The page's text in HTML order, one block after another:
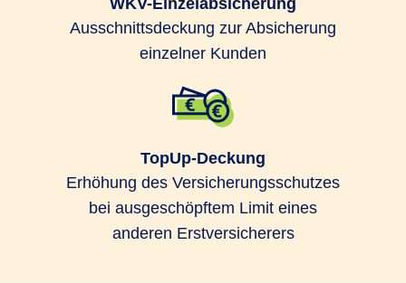
WKV-Einzelabsicherung
Ausschnittsdeckung zur Absicherung
einzelner Kunden
TopUp-Deckung
Erhöhung des Versicherungsschutzes
bei ausgeschöpftem Limit eines
anderen Erstversicherers